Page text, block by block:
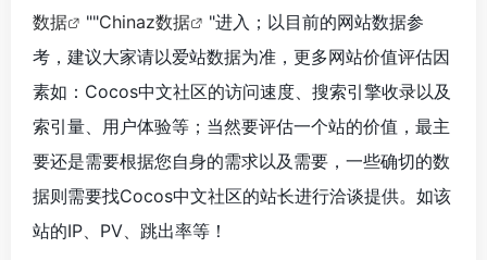
数据
""Chinaz数据
"进入；以目前的网站数据参
考，建议大家请以爱站数据为准，更多网站价值评估因
素如：Cocos中文社区的访问速度、搜索引擎收录以及
索引量、用户体验等；当然要评估一个站的价值，最主
要还是需要根据您自身的需求以及需要，一些确切的数
据则需要找Cocos中文社区的站长进行洽谈提供。如该
站的IP、PV、跳出率等！